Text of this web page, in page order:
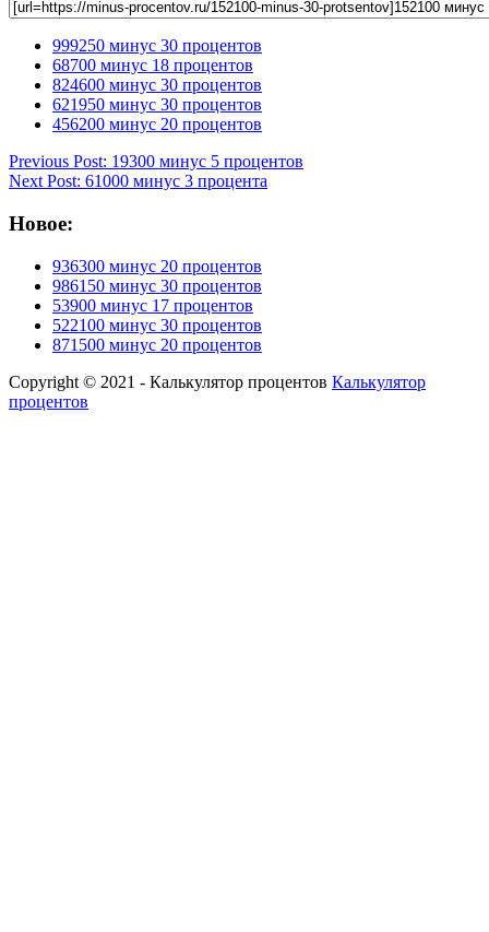
999250 минус 30 процентов
68700 минус 18 процентов
824600 минус 30 процентов
621950 минус 30 процентов
456200 минус 20 процентов
Continue
Reading
Previous Post: 19300 минус 5 процентов
Next Post: 61000 минус 3 процента
Новое:
936300 минус 20 процентов
986150 минус 30 процентов
53900 минус 17 процентов
522100 минус 30 процентов
871500 минус 20 процентов
Copyright © 2021 - Калькулятор процентов Калькулятор
процентов